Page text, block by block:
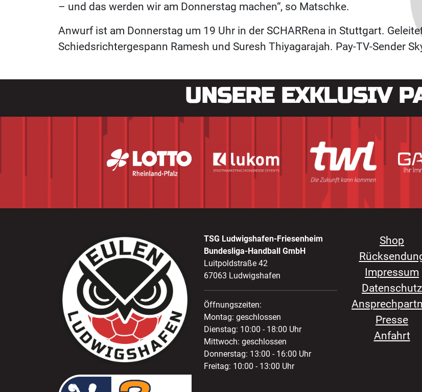
– und das werden wir am Donnerstag machen“, so Matschke.
Anwurf ist am Donnerstag um 19 Uhr in der SCHARRena in Stuttgart.
Schiedsrichtergespann Ramesh und Suresh Thiyagarajah. Pay-TV-Sender
UNSERE EXKLUSIV
TSG Ludwigshafen-Friesenheim
Bundesliga-Handball GmbH
Luitpoldstraße 42
67063 Ludwigshafen
Öffnungszeiten:
Montag: geschlossen
Dienstag: 10:00 - 18:00 Uhr
Mittwoch: geschlossen
Donnerstag: 13:00 - 16:00 Uhr
Freitag: 10:00 - 13:00 Uhr
Shop
Impressum
Datenschutz
Presse
Anfahrt